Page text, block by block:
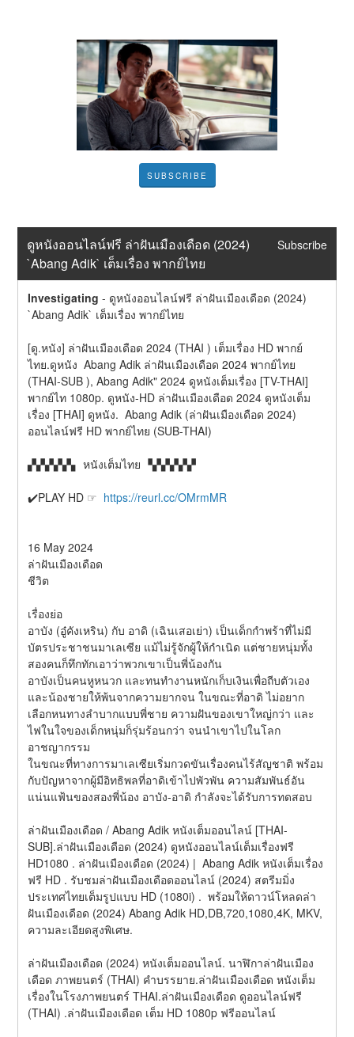
SUBSCRIBE
ดูหนังออนไลน์ฟรี ล่าฝันเมืองเดือด (2024)
`Abang Adik` เต็มเรื่อง พากย์ไทย
Subscribe
Investigating - ดูหนังออนไลน์ฟรี ล่าฝันเมืองเดือด (2024)
`Abang Adik` เต็มเรื่อง พากย์ไทย
[ดู.หนัง] ล่าฝันเมืองเดือด 2024 (THAI ) เต็มเรื่อง HD พากย์
ไทย.ดูหนัง  Abang Adik ล่าฝันเมืองเดือด 2024 พากย์ไทย
(THAI-SUB ), Abang Adik" 2024 ดูหนังเต็มเรื่อง [TV-THAI]
พากย์ไท 1080p. ดูหนัง-HD ล่าฝันเมืองเดือด 2024 ดูหนังเต็ม
เรื่อง [THAI] ดูหนัง.  Abang Adik (ล่าฝันเมืองเดือด 2024)
ออนไลน์ฟรี HD พากย์ไทย (SUB-THAI)
▞▞▞▞▞▖ หนังเต็มไทย ▝▞▞▞▞▞
✔️PLAY HD ☞ https://reurl.cc/OMrmMR
16 May 2024
ล่าฝันเมืองเดือด
ชีวิต
เรื่องย่อ
อาบัง (อู๋คังเหริน) กับ อาดิ (เฉินเสอเย่า) เป็นเด็กกำพร้าที่ไม่มี
บัตรประชาชนมาเลเซีย แม้ไม่รู้จักผู้ให้กำเนิด แต่ชายหนุ่มทั้ง
สองคนก็ทึกทักเอาว่าพวกเขาเป็นพี่น้องกัน
อาบังเป็นคนหูหนวก และทนทำงานหนักเก็บเงินเพื่อถีบตัวเอง
และน้องชายให้พ้นจากความยากจน ในขณะที่อาดิ ไม่อยาก
เลือกหนทางลำบากแบบพี่ชาย ความฝันของเขาใหญ่กว่า และ
ไฟในใจของเด็กหนุ่มก็รุ่มร้อนกว่า จนนำเขาไปในโลก
อาชญากรรม
ในขณะที่ทางการมาเลเซียเริ่มกวดขันเรื่องคนไร้สัญชาติ พร้อม
กับปัญหาจากผู้มีอิทธิพลที่อาดิเข้าไปพัวพัน ความสัมพันธ์อัน
แน่นแฟ้นของสองพี่น้อง อาบัง-อาดิ กำลังจะได้รับการทดสอบ
ล่าฝันเมืองเดือด / Abang Adik หนังเต็มออนไลน์ [THAI-
SUB].ล่าฝันเมืองเดือด (2024) ดูหนังออนไลน์เต็มเรื่องฟรี
HD1080 . ล่าฝันเมืองเดือด (2024) |  Abang Adik หนังเต็มเรื่อง
ฟรี HD . รับชมล่าฝันเมืองเดือดออนไลน์ (2024) สตรีมมิ่ง
ประเทศไทยเต็มรูปแบบ HD (1080i) .  พร้อมให้ดาวน์โหลดล่า
ฝันเมืองเดือด (2024) Abang Adik HD,DB,720,1080,4K, MKV,
ความละเอียดสูงพิเศษ.
ล่าฝันเมืองเดือด (2024) หนังเต็มออนไลน์. นาฬิกาล่าฝันเมือง
เดือด ภาพยนตร์ (THAI) คำบรรยาย.ล่าฝันเมืองเดือด หนังเต็ม
เรื่องในโรงภาพยนตร์ THAI.ล่าฝันเมืองเดือด ดูออนไลน์ฟรี
(THAI) .ล่าฝันเมืองเดือด เต็ม HD 1080p ฟรีออนไลน์